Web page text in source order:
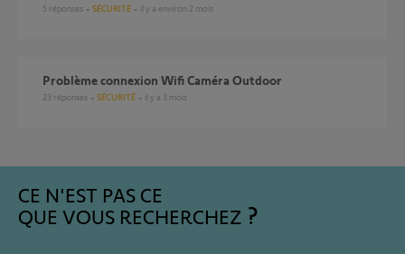
5 réponses SÉCURITÉ il y a environ 2 mois
Problème connexion Wifi Caméra Outdoor
23 réponses SÉCURITÉ il y a 3 mois
CE N'EST PAS CE
QUE VOUS RECHERCHEZ